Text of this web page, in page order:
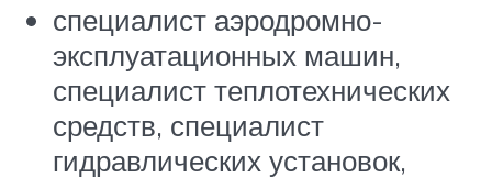
специалист аэродромно-
эксплуатационных машин,
специалист теплотехнических
средств, специалист
гидравлических установок,